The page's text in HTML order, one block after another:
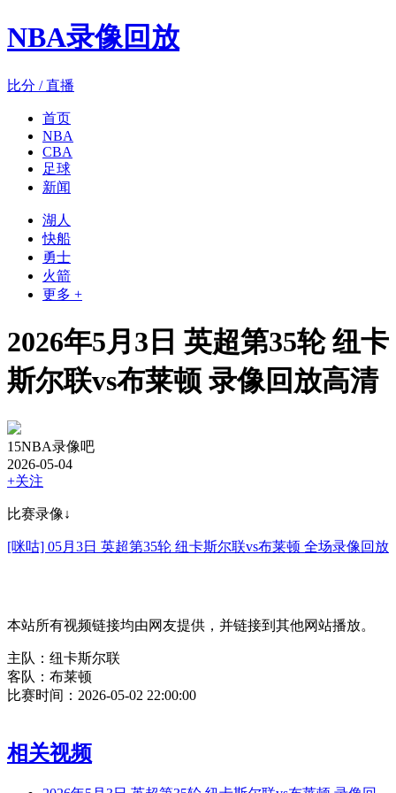
NBA录像回放
比分 / 直播
首页
NBA
CBA
足球
新闻
湖人
快船
勇士
火箭
更多 +
2026年5月3日 英超第35轮 纽卡
斯尔联vs布莱顿 录像回放高清
15NBA录像吧
2026-05-04
+关注
比赛录像↓
[咪咕] 05月3日 英超第35轮 纽卡斯尔联vs布莱顿 全场录像回放
本站所有视频链接均由网友提供，并链接到其他网站播放。
主队：纽卡斯尔联
客队：布莱顿
比赛时间：2026-05-02 22:00:00
相关视频